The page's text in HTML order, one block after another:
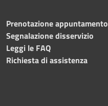
Prenotazione appuntamento
Segnalazione disservizio
Leggi le FAQ
Richiesta di assistenza